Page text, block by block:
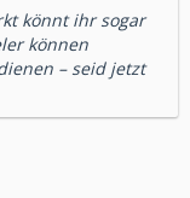
Star Wars-
die kompletten
Klassen ohne
kostenlose
Angebot
bei der
könnt ihr sogar
können
– seid jetzt